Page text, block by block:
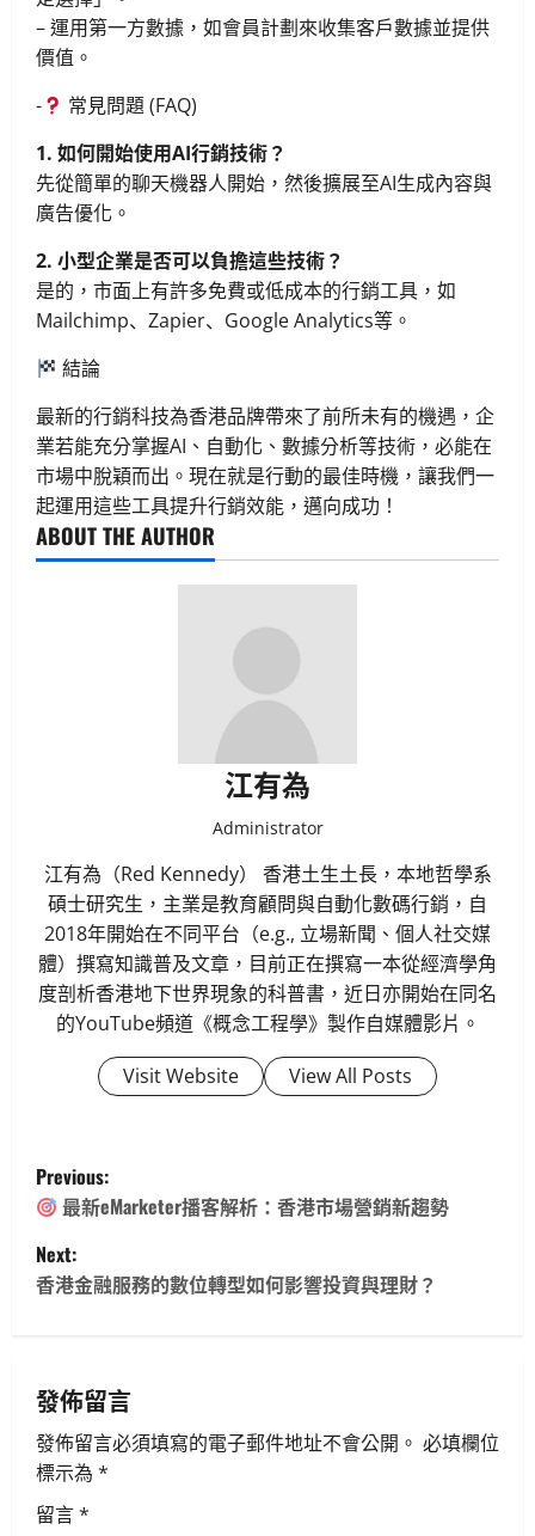
– 運用第一方數據，如會員計劃來收集客戶數據並提供
價值。
-
常見問題 (FAQ)
1. 如何開始使用AI行銷技術？
先從簡單的聊天機器人開始，然後擴展至AI生成內容與
廣告優化。
2. 小型企業是否可以負擔這些技術？
是的，市面上有許多免費或低成本的行銷工具，如
Mailchimp、Zapier、Google Analytics等。
結論
最新的行銷科技為香港品牌帶來了前所未有的機遇，企
業若能充分掌握AI、自動化、數據分析等技術，必能在
市場中脫穎而出。現在就是行動的最佳時機，讓我們一
起運用這些工具提升行銷效能，邁向成功！
ABOUT THE AUTHOR
江有為
Administrator
江有為（Red Kennedy） 香港土生土長，本地哲學系
碩士研究生，主業是教育顧問與自動化數碼行銷，自
2018年開始在不同平台（e.g., 立場新聞、個人社交媒
體）撰寫知識普及文章，目前正在撰寫一本從經濟學角
度剖析香港地下世界現象的科普書，近日亦開始在同名
的YouTube頻道《概念工程學》製作自媒體影片。
Visit Website
View All Posts
P
o
s
a
v
i
Previous:
最新eMarketer播客解析：香港市場營銷新趨勢
Next:
香港金融服務的數位轉型如何影響投資與理財？
發佈留言
發佈留言必須填寫的電子郵件地址不會公開。 必填欄位
標示為 *
留言*